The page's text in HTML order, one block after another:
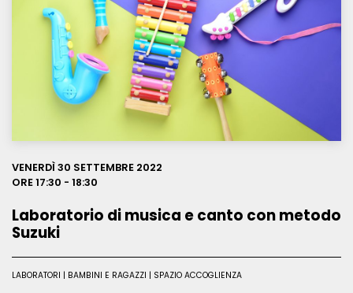
VENERDÌ 30 SETTEMBRE 2022
ORE 17:30 - 18:30
Laboratorio di musica e canto con metodo
Suzuki
LABORATORI | BAMBINI E RAGAZZI | SPAZIO ACCOGLIENZA